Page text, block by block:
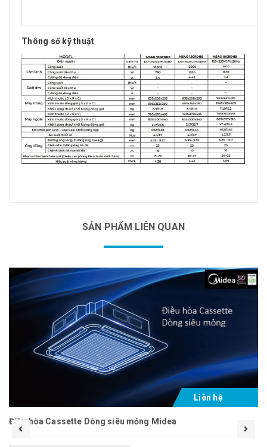
Thông số kỹ thuật
SẢN PHẨM LIÊN QUAN
Liên hệ
Điều hòa Cassette Dòng siêu mỏng Midea